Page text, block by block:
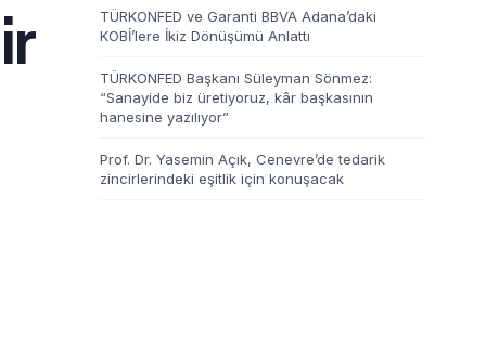
TÜRKONFED ve Garanti BBVA Adana’daki
KOBİ’lere İkiz Dönüşümü Anlattı
TÜRKONFED Başkanı Süleyman Sönmez:
“Sanayide biz üretiyoruz, kâr başkasının
hanesine yazılıyor”
Prof. Dr. Yasemin Açık, Cenevre’de tedarik
zincirlerindeki eşitlik için konuşacak